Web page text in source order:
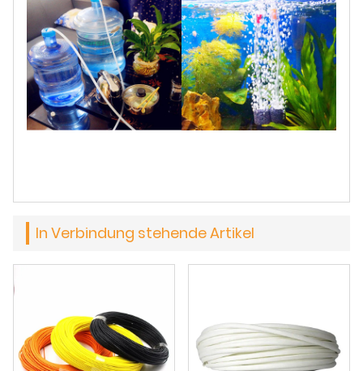
In Verbindung stehende Artikel